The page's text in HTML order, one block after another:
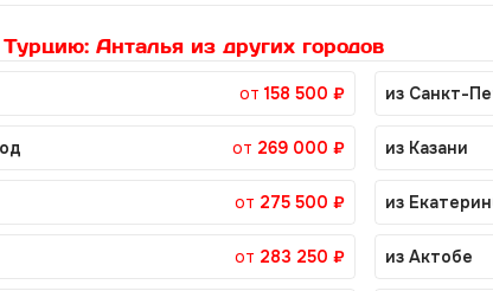
Анталья из других городов
от 158 500 ₽
от 269 000 ₽
от 275 500 ₽
от 283 250 ₽
из Санкт-
из Казани
из
из Актобе